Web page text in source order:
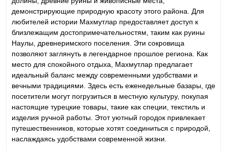
демонстрирующие природную красоту этого района. Для
любителей истории Махмутлар предоставляет доступ к
близлежащим достопримечательностям, таким как руины
Наулы, древнеримского поселения. Эти сокровища
позволяют заглянуть в легендарное прошлое региона.
Как
место для спокойного отдыха, Махмутлар предлагает
идеальный баланс между современными удобствами и
вечными традициями. Здесь есть еженедельные базары, где
посетители могут погрузиться в местную культуру, покупая
настоящие турецкие товары, такие как специи, текстиль и
изделия ручной работы. Этот уютный городок привлекает
путешественников, которые хотят соединиться с природой,
наслаждаясь удобствами современной жизни.